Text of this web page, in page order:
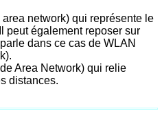
network) qui représente le
peut également reposer sur
dans ce cas de WLAN
Area Network) qui relie
distances.